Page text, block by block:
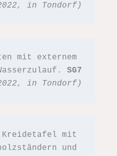
in Tondorf)
mit externem
SG7
in Tondorf)
Kreidetafel mit
und